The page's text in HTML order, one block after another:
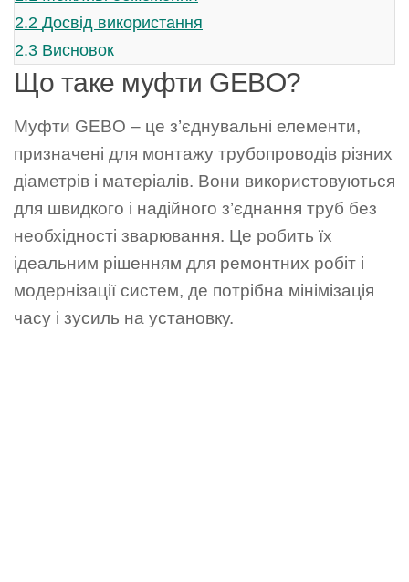
2.2 Досвід використання
2.3 Висновок
Що таке муфти GEBO?
Муфти GEBO – це з’єднувальні елементи,
призначені для монтажу трубопроводів різних
діаметрів і матеріалів. Вони використовуються
для швидкого і надійного з’єднання труб без
необхідності зварювання. Це робить їх
ідеальним рішенням для ремонтних робіт і
модернізації систем, де потрібна мінімізація
часу і зусиль на установку.